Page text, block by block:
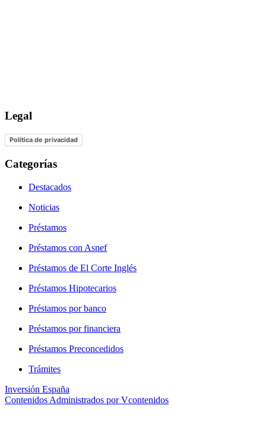
Legal
Política de privacidad
Categorías
Destacados
Noticias
Préstamos
Préstamos con Asnef
Préstamos de El Corte Inglés
Préstamos Hipotecarios
Préstamos por banco
Préstamos por financiera
Préstamos Preconcedidos
Trámites
Inversión España
Contenidos Administrados por Vcontenidos